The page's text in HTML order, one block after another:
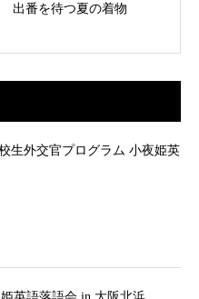
出番を待つ夏の着物
生外交官プログラム 小夜姫英